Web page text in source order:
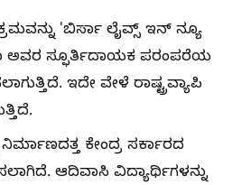
'ಬಿರ್ಸಾ ಲೈವ್ಸ್ ಇನ್ ನ್ಯೂ
ಅವರ ಸ್ಫೂರ್ತಿದಾಯಕ ಪರಂಪರೆಯ
ಇದೇ ವೇಳೆ ರಾಷ್ಟ್ರವ್ಯಾಪಿ
ಕೇಂದ್ರ ಸರ್ಕಾರದ
ಆದಿವಾಸಿ ವಿದ್ಯಾರ್ಥಿಗಳನ್ನು